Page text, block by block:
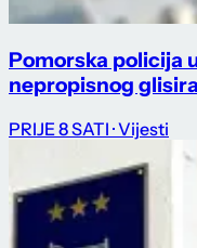
Pomorska policija
nepropisnog
PRIJE 8 SATI · Vijesti